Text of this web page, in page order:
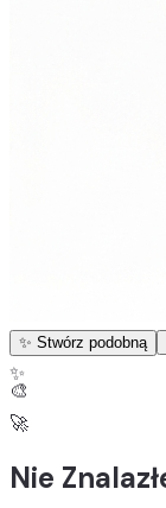
✨ Stwórz podobną
✨
🎨
🚀
Nie